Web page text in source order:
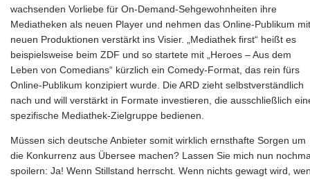
wachsenden Vorliebe für On-Demand-Sehgewohnheiten ihre
Mediatheken als neuen Player und nehmen das Online-Publikum mit
neuen Produktionen verstärkt ins Visier. „Mediathek first“ heißt es
beispielsweise beim ZDF und so startete mit „Heroes – Aus dem
Leben von Comedians“ kürzlich ein Comedy-Format, das rein fürs
Online-Publikum konzipiert wurde. Die ARD zieht selbstverständlich
nach und will verstärkt in Formate investieren, die ausschließlich
spezifische Mediathek-Zielgruppe bedienen.
Müssen sich deutsche Anbieter somit wirklich ernsthafte Sorgen um
die Konkurrenz aus Übersee machen? Lassen Sie mich nun
spoilern: Ja! Wenn Stillstand herrscht. Wenn nichts gewagt wird,